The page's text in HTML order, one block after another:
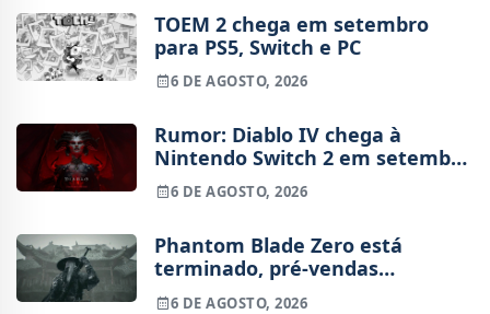
TOEM 2 chega em setembro
para PS5, Switch e PC
6 DE AGOSTO, 2026
Rumor: Diablo IV chega à
Nintendo Switch 2 em setembro
e vai custar o preço de um jogo
novo
6 DE AGOSTO, 2026
Phantom Blade Zero está
terminado, pré-vendas
começam na próxima semana
6 DE AGOSTO, 2026